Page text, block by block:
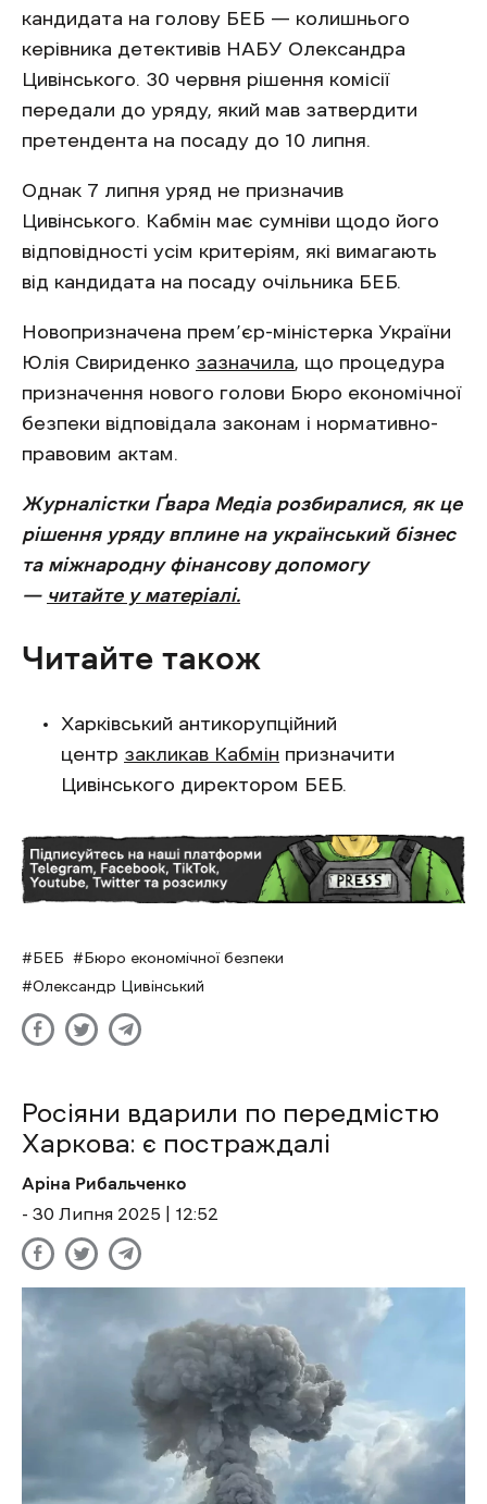
кандидата на голову БЕБ — колишнього
керівника детективів НАБУ Олександра
Цивінського. 30 червня рішення комісії
передали до уряду, який мав затвердити
претендента на посаду до 10 липня.
Однак 7 липня уряд не призначив
Цивінського. Кабмін має сумніви щодо його
відповідності усім критеріям, які вимагають
від кандидата на посаду очільника БЕБ.
Новопризначена прем’єр-міністерка України
Юлія Свириденко зазначила, що процедура
призначення нового голови Бюро економічної
безпеки відповідала законам і нормативно-
правовим актам.
Журналістки Ґвара Медіа розбиралися, як це
рішення уряду вплине на український бізнес
та міжнародну фінансову допомогу
— читайте у матеріалі.
Читайте також
Харківський антикорупційний
центр закликав Кабмін призначити
Цивінського директором БЕБ.
БЕБ
Бюро економічної безпеки
Олександр Цивінський
Росіяни вдарили по передмістю
Харкова: є постраждалі
Аріна Рибальченко
- 30 Липня 2025 | 12:52